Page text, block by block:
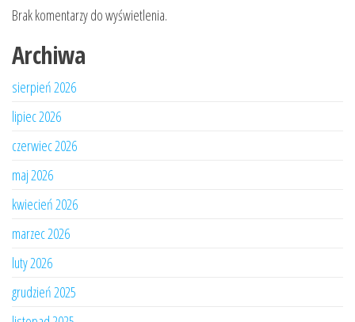
Brak komentarzy do wyświetlenia.
Archiwa
sierpień 2026
lipiec 2026
czerwiec 2026
maj 2026
kwiecień 2026
marzec 2026
luty 2026
grudzień 2025